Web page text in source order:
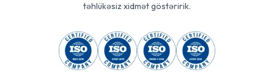
təhlükəsiz xidmət göstəririk.